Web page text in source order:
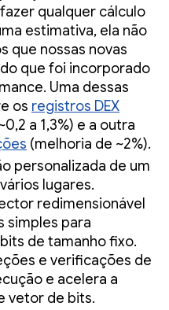
qualquer cálculo
estimativa, ela não
que nossas novas
que foi incorporado
Uma dessas
os registros DEX
a 1,3%) e a outra
(melhoria de ~2%).
personalizada de um
lugares.
redimensionável
simples para
de tamanho fixo.
e verificações de
e acelera a
vetor de bits.